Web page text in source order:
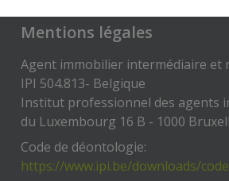
Mentions légales
Agent immobilier intermédiaire et
IPI 504.813- Belgique
Institut professionnel des agents
du Luxembourg 16 B - 1000
Code de déontologie:
https://www.ipi.be/downloads/